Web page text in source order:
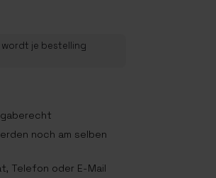
wordt je bestelling
noch am selben
Telefon oder E-Mail